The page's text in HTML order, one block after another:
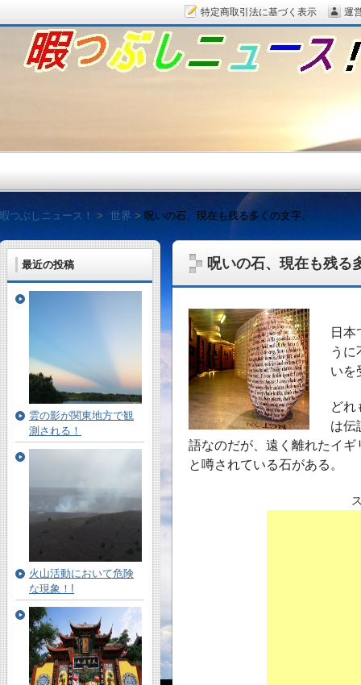
呪いの石、現在も残る
日本
うに
いを
どれ
は伝
語なのだが、遠く離れたイ
と噂されている石がある。
最近の投稿
雲の影が関東地方で観
測される！
火山活動において危険
な現象！!
暇つぶしニュース！ 世界 呪いの石、現在も残る多くの文字。
暇つぶしニュース！
毎日面白い話題をピッ
特定商取引法に基づく表示 運